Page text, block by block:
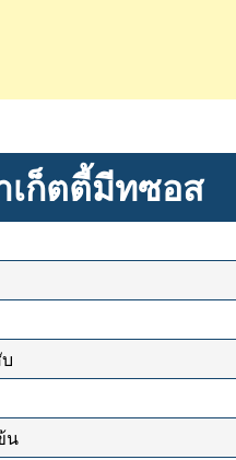
เก็ตตี้มีทซอส
น